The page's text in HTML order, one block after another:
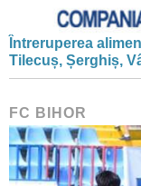
Întreruperea
Tilecuș, Șerghiș,
FC BIHOR